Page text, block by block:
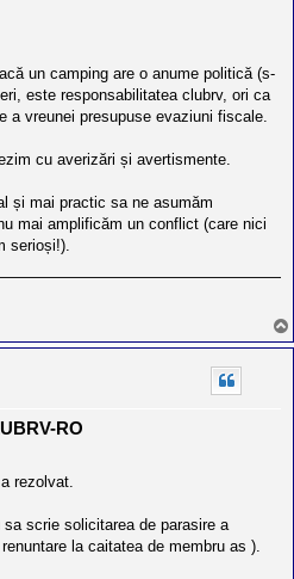
un camping are o anume politică (s-
este responsabilitatea clubrv, ori ca
a vreunei presupuse evaziuni fiscale.
cu averizări și avertismente.
și mai practic sa ne asumăm
mai amplificăm un conflict (care nici
serioși!).
RO
rezolvat.
scrie solicitarea de parasire a
la caitatea de membru as ).